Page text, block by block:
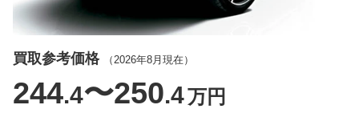
買取参考価格 （ 2026年8月 現在）
244.4〜250.4万円